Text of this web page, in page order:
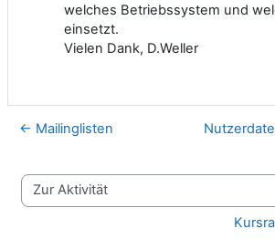
welches Betriebssystem und
einsetzt.
Vielen Dank, D.Weller
← Mailinglisten
Zur Aktivität